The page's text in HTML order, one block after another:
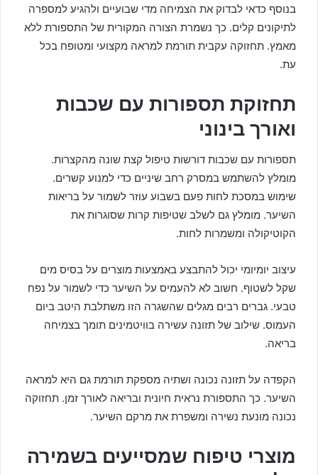
בנוסף כדאי לבדוק את הצמיחה מדי שבועיים ולהגיע למספרה
לתיקונים קלים. כך נשמרת הצורה המקורית של התספורת ללא
מאמץ. תחזוקה עקבית תורמת למראה מקצועי ומטופח בכל
עת.
תחזוקת תספורות עם שכבות
ואורך בינוני
תספורות עם שכבות דורשות טיפול קצת שונה מהקצרות.
מומלץ להשתמש במסרק רחב שיניים כדי למנוע קשרים.
שימוש במסכת לחות פעם בשבוע עוזר לשמור על בריאות
השיער. מומלץ גם לשלב שטיפות קרות שסוגרות את
הקוטיקולה ומשמרות לחות.
עיצוב יומיומי יכול להתבצע באמצעות מוצרים על בסיס מים
שקל לשטוף. חשוב לא להעמיס על השיער כדי לשמור על נפח
טבעי. גברים רבים מגלים שהשגרה הזו משתלבת היטב ביום
העמוס. שילוב של תזונה עשירה בוויטמינים תומך בצמיחה
בריאה.
הקפדה על תזונה נכונה ושתיה מספקת תורמת גם היא למראה
השיער. כך התספורת נראית חיונית ובריאה לאורך זמן. תחזוקה
נכונה מונעת נשירה ומשפרת את מרקם השיער.
מוצרי טיפוח שמסייעים בשמירה